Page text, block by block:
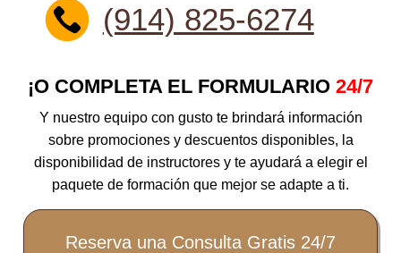
(914) 825-6274
¡O COMPLETA EL FORMULARIO 24/7
Y nuestro equipo con gusto te brindará información
sobre promociones y descuentos disponibles, la
disponibilidad de instructores y te ayudará a elegir el
paquete de formación que mejor se adapte a ti.
Reserva una Consulta Gratis 24/7